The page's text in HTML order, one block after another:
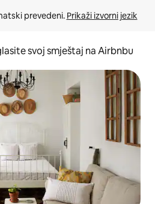
prevedeni. Prikaži izvorni jezik
svoj smještaj na Airbnbu